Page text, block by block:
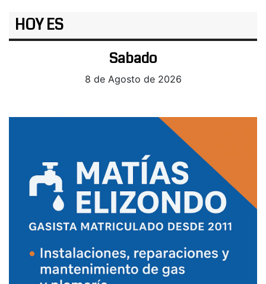
HOY ES
Sabado
8 de Agosto de 2026